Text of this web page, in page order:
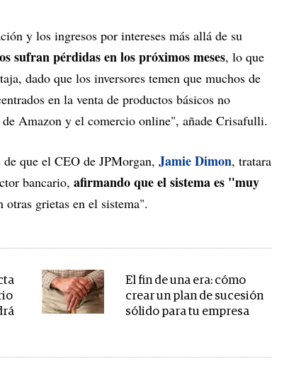
y los ingresos por intereses más allá de su
sufran pérdidas en los próximos meses, lo que
dado que los inversores temen que muchos de
en la venta de productos básicos no
Amazon y el comercio online", añade Crisafulli.
que el CEO de JPMorgan, Jamie Dimon, tratara
bancario, afirmando que el sistema es "muy
grietas en el sistema".
El fin de una era: cómo
crear un plan de sucesión
sólido para tu empresa